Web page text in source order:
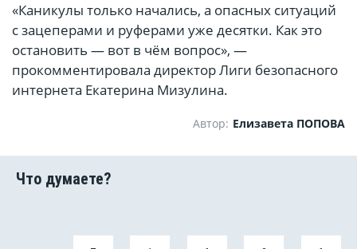
«Каникулы только начались, а опасных ситуаций
с зацеперами и руферами уже десятки. Как это
остановить — вот в чём вопрос», —
прокомментировала директор Лиги безопасного
интернета Екатерина Мизулина.
Автор: Елизавета ПОПОВА